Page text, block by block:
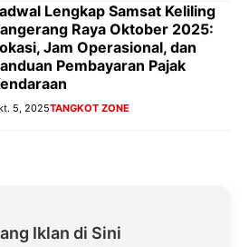
Lengkap Samsat Keliling
Raya Oktober 2025:
Jam Operasional, dan
Pembayaran Pajak
5, 2025TANGKOT ZONE
Iklan di Sini